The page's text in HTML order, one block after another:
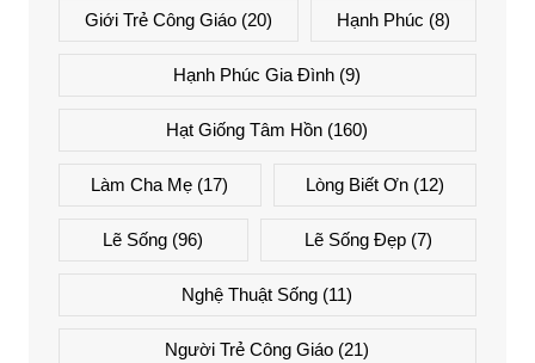
Giới Trẻ Công Giáo(20) Hạnh Phúc (8)
Hạnh Phúc Gia Đình (9)
Hạt Giống Tâm Hồn (160)
Làm Cha Mẹ (17) Lòng Biết Ơn(12)
Lẽ Sống (96) Lẽ Sống Đẹp(7)
Nghệ Thuật Sống (11)
Người Trẻ Công Giáo (21)